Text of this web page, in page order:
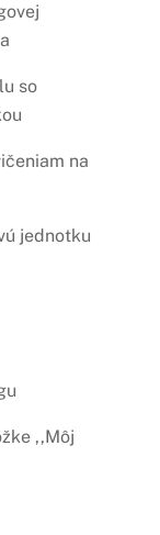
so
na
jednotku
,,Môj